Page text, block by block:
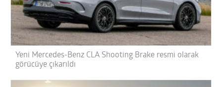
Yeni Mercedes-Benz CLA Shooting Brake resmi olarak
görücüye çıkarıldı